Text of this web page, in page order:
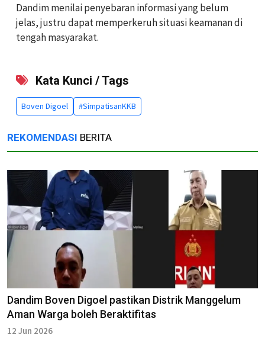
Dandim menilai penyebaran informasi yang belum
jelas, justru dapat memperkeruh situasi keamanan di
tengah masyarakat.
Kata Kunci / Tags
Boven Digoel #SimpatisanKKB
REKOMENDASI BERITA
Dandim Boven Digoel pastikan Distrik Manggelum
Aman Warga boleh Beraktifitas
12 Jun 2026